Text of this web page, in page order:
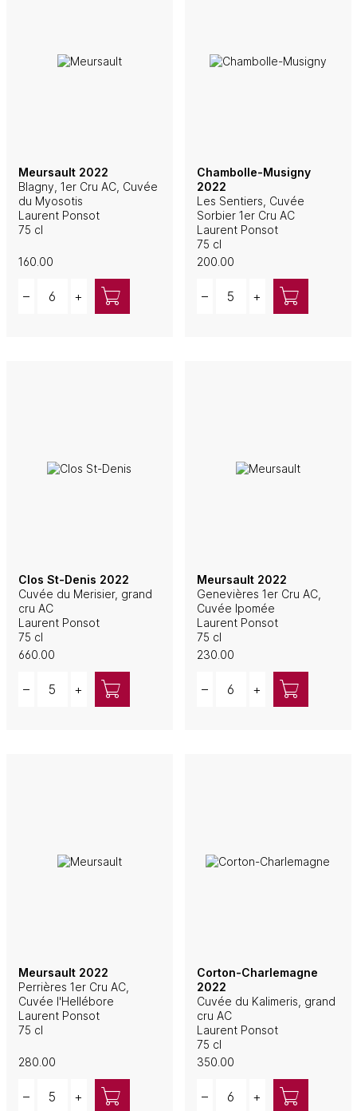
Meursault 2022
Blagny, 1er Cru AC, Cuvée
du Myosotis
Laurent Ponsot
75 cl
160.00
– +
Chambolle-Musigny
2022
Les Sentiers, Cuvée
Sorbier 1er Cru AC
Laurent Ponsot
75 cl
200.00
– +
Clos St-Denis 2022
Cuvée du Merisier, grand
cru AC
Laurent Ponsot
75 cl
660.00
– +
Meursault 2022
Genevières 1er Cru AC,
Cuvée Ipomée
Laurent Ponsot
75 cl
230.00
– +
Meursault 2022
Perrières 1er Cru AC,
Cuvée l'Hellébore
Laurent Ponsot
75 cl
280.00
– +
Corton-Charlemagne
2022
Cuvée du Kalimeris, grand
cru AC
Laurent Ponsot
75 cl
350.00
– +